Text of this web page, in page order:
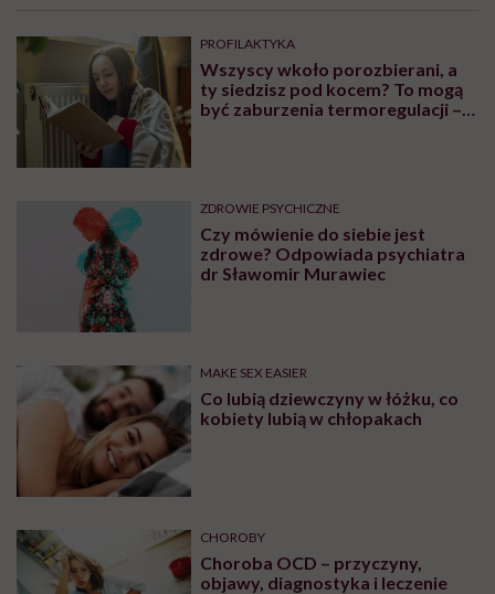
PROFILAKTYKA
Wszyscy wkoło porozbierani, a
ty siedzisz pod kocem? To mogą
być zaburzenia termoregulacji –
ZDROWIE PSYCHICZNE
Czy mówienie do siebie jest
zdrowe? Odpowiada psychiatra
dr Sławomir Murawiec
MAKE SEX EASIER
Co lubią dziewczyny w łóżku, co
kobiety lubią w chłopakach
CHOROBY
Choroba OCD – przyczyny,
objawy, diagnostyka i leczenie